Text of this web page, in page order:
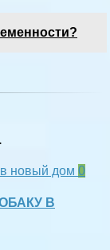
0
В